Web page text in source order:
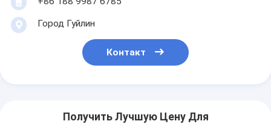
Город Гуйлин
Контакт
Получить Лучшую Цену Для